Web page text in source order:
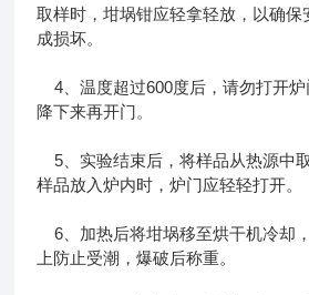
取样时，坩埚钳应轻拿轻放，以确保
成损坏。
4、温度超过600度后，请勿打开
降下来再开门。
5、实验结束后，将样品从热源中
样品放入炉内时，炉门应轻轻打开。
6、加热后将坩埚移至烘干机冷却
上防止受潮，爆破后称重。